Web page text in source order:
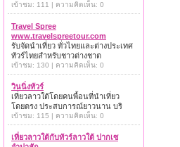
เข้าชม: 111 | ความคิดเห็น: 0
Travel Spree
www.travelspreetour.com
รับจัดนำเที่ยว ทั่วไทยและต่างประเทศ
ทัวร์ไทยสำหรับชาวต่างชาต
เข้าชม: 130 | ความคิดเห็น: 0
วินนิ่งทัวร์
เที่ยวลาวใต้โดยคนพื้อนที่นำเที่ยว
โดยตรง ประสบการณ์ยาวนาน บริ
เข้าชม: 115 | ความคิดเห็น: 0
เที่ยวลาวใต้กับทัวร์ลาวใต้ ปากเซ